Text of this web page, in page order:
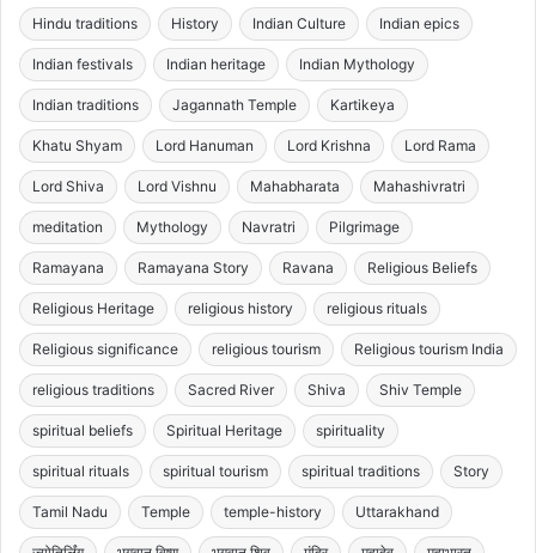
Hindu traditions History Indian Culture Indian epics
Indian festivals Indian heritage Indian Mythology
Indian traditions Jagannath Temple Kartikeya
Khatu Shyam Lord Hanuman Lord Krishna Lord Rama
Lord Shiva Lord Vishnu Mahabharata Mahashivratri
meditation Mythology Navratri Pilgrimage
Ramayana Ramayana Story Ravana Religious Beliefs
Religious Heritage religious history religious rituals
Religious significance religious tourism Religious tourism India
religious traditions Sacred River Shiva Shiv Temple
spiritual beliefs Spiritual Heritage spirituality
spiritual rituals spiritual tourism spiritual traditions Story
Tamil Nadu Temple temple-history Uttarakhand